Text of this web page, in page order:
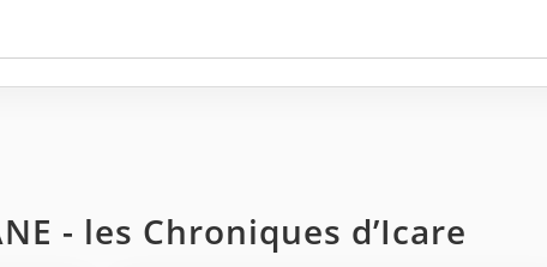
- les Chroniques d’Icare